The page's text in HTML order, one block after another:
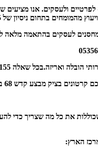
ולעסקים. אנו מציעים
מצידכם תוכלו לקבל את הטוב ביותר מהמומחים באחסנה.
ואריזה.בכל שאלה 0533404155.
מבצע קדש 68 בני ברק חניה בשפע.
את כל מה שצריך כדי
הארץ: